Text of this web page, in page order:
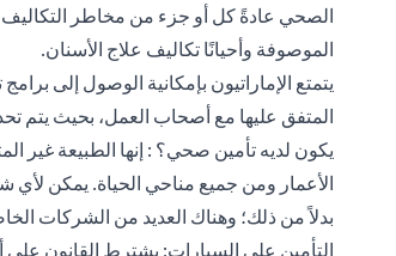
الصحي عادةً كل أو جزء من مخاطر التكاليف
الموصوفة وأحيانًا تكاليف علاج الأسنان.
يتمتع الإماراتيون بإمكانية الوصول إلى
المتفق عليها مع أصحاب العمل، بحيث يتم
يكون لديه تأمين صحي؟ : إنها الطبيعة غير
الأعمار ومن جميع مناحي الحياة. يمكن
بدلاً من ذلك؛ وهناك العديد من الشركات
التأمين على السيارات: يشترط القانون